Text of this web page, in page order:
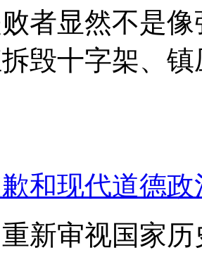
者显然不是
毁十字架、
和现代道德政
新审视国家